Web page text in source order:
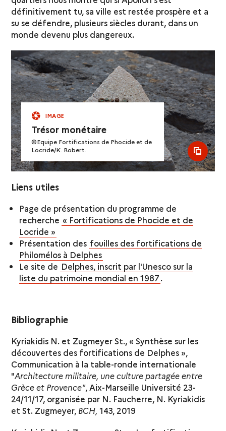
définitivement tu, sa ville est restée prospère et a
su se défendre, plusieurs siècles durant, dans un
monde devenu plus dangereux.
IMAGE
Trésor monétaire
©Equipe Fortifications de Phocide et de
Locride/K. Robert.
see
Liens utiles
Page de présentation du programme de
recherche « Fortifications de Phocide et de
Locride »
Présentation des fouilles des fortifications de
Philomélos à Delphes
Le site de Delphes, inscrit par l'Unesco sur la
liste du patrimoine mondial en 1987.
Bibliographie
Kyriakidis N. et Zugmeyer St., « Synthèse sur les
découvertes des fortifications de Delphes »,
Communication à la table-ronde internationale
"Architecture militaire, une culture partagée entre
Grèce et Provence", Aix-Marseille Université 23-
24/11/17, organisée par N. Faucherre, N. Kyriakidis
et St. Zugmeyer, BCH,143, 2019